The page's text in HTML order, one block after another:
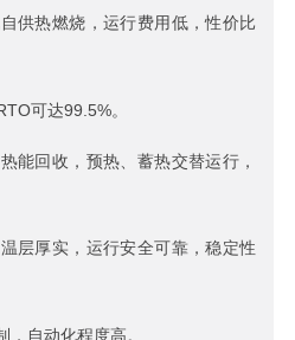
供热燃烧，运行费用低，性价比
可达99.5%。
能回收，预热、蓄热交替运行，
层厚实，运行安全可靠，稳定性
，自动化程度高。